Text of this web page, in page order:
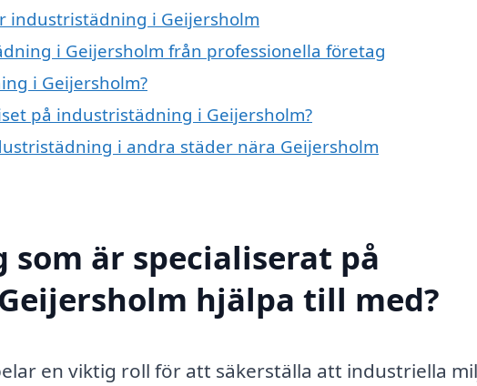
industristädning i Geijersholm
i Geijersholm från professionella företag
i Geijersholm?
på industristädning i Geijersholm?
i andra städer nära Geijersholm
är specialiserat på
hjälpa till med?
en viktig roll för att säkerställa att industriella